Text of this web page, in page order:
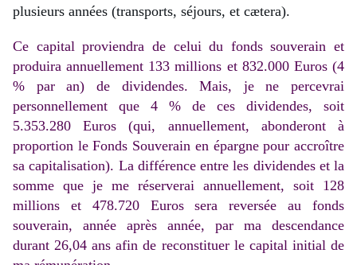
plusieurs années (transports, séjours, et cætera).
Ce capital proviendra de celui du fonds souverain et
produira annuellement 133 millions et 832.000 Euros (4
% par an) de dividendes. Mais, je ne percevrai
personnellement que 4 % de ces dividendes, soit
5.353.280 Euros (qui, annuellement, abonderont à
proportion le Fonds Souverain en épargne pour accroître
sa capitalisation). La différence entre les dividendes et la
somme que je me réserverai annuellement, soit 128
millions et 478.720 Euros sera reversée au fonds
souverain, année après année, par ma descendance
durant 26,04 ans afin de reconstituer le capital initial de